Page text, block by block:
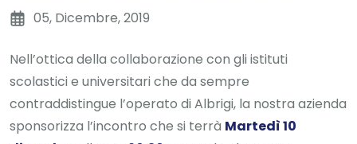
05, Dicembre, 2019
Nell’ottica della collaborazione con gli istituti
scolastici e universitari che da sempre
contraddistingue l’operato di Albrigi, la nostra azienda
sponsorizza l’incontro che si terrà Martedì 10